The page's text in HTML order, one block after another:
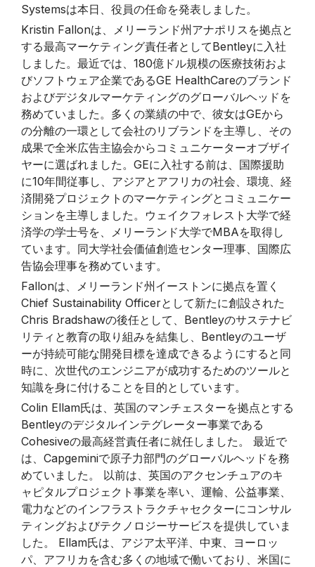
Systemsは本日、役員の任命を発表しました。
Kristin Fallonは、メリーランド州アナポリスを拠点と
する最高マーケティング責任者としてBentleyに入社
しました。最近では、180億ドル規模の医療技術およ
びソフトウェア企業であるGE HealthCareのブランド
およびデジタルマーケティングのグローバルヘッドを
務めていました。多くの業績の中で、彼女はGEから
の分離の一環として会社のリブランドを主導し、その
成果で全米広告主協会からコミュニケーターオブザイ
ヤーに選ばれました。GEに入社する前は、国際援助
に10年間従事し、アジアとアフリカの社会、環境、経
済開発プロジェクトのマーケティングとコミュニケー
ションを主導しました。ウェイクフォレスト大学で経
済学の学士号を、メリーランド大学でMBAを取得し
ています。同大学社会価値創造センター理事、国際広
告協会理事を務めています。
Fallonは、メリーランド州イーストンに拠点を置く
Chief Sustainability Officerとして新たに創設された
Chris Bradshawの後任として、Bentleyのサステナビ
リティと教育の取り組みを結集し、Bentleyのユーザ
ーが持続可能な開発目標を達成できるようにすると同
時に、次世代のエンジニアが成功するためのツールと
知識を身に付けることを目的としています。
Colin Ellam氏は、英国のマンチェスターを拠点とする
Bentleyのデジタルインテグレーター事業である
Cohesiveの最高経営責任者に就任しました。 最近で
は、Capgeminiで原子力部門のグローバルヘッドを務
めていました。 以前は、英国のアクセンチュアのキ
ャピタルプロジェクト事業を率い、運輸、公益事業、
電力などのインフラストラクチャセクターにコンサル
ティングおよびテクノロジーサービスを提供していま
した。 Ellam氏は、アジア太平洋、中東、ヨーロッ
パ、アフリカを含む多くの地域で働いており、米国に